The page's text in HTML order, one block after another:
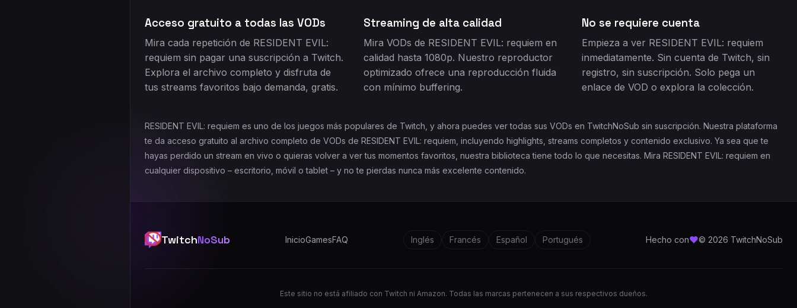
Acceso gratuito a todas las VODs
Mira cada repetición de RESIDENT EVIL:
requiem sin pagar una suscripción a Twitch.
Explora el archivo completo y disfruta de
tus streams favoritos bajo demanda, gratis.
Streaming de alta calidad
Mira VODs de RESIDENT EVIL: requiem en
calidad hasta 1080p. Nuestro reproductor
optimizado ofrece una reproducción fluida
con mínimo buffering.
No se requiere cuenta
Empieza a ver RESIDENT EVIL: requiem
inmediatamente. Sin cuenta de Twitch, sin
registro, sin suscripción. Solo pega un
enlace de VOD o explora la colección.
RESIDENT EVIL: requiem es uno de los juegos más populares de Twitch, y ahora puedes ver todas sus VODs en TwitchNoSub sin suscripción. Nuestra plataforma
te da acceso gratuito al archivo completo de VODs de RESIDENT EVIL: requiem, incluyendo highlights, streams completos y contenido exclusivo. Ya sea que te
hayas perdido un stream en vivo o quieras volver a ver tus momentos favoritos, nuestra biblioteca tiene todo lo que necesitas. Mira RESIDENT EVIL: requiem en
cualquier dispositivo – escritorio, móvil o tablet – y no te pierdas nunca más excelente contenido.
TwitchNoSub InicioGamesFAQ Inglés Francés Español Portugués Hecho con © 2026 TwitchNoSub
Este sitio no está afiliado con Twitch ni Amazon. Todas las marcas pertenecen a sus respectivos dueños.